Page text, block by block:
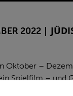
2022 |
Oktober –
Spielfilm – und